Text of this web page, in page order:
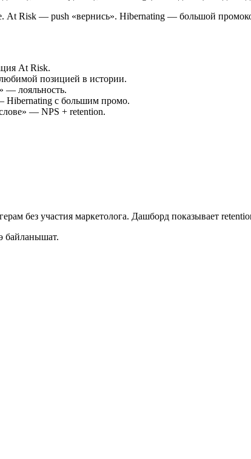
Risk — push «вернись». Hibernating — большой
At Risk.
позицией в истории.
— лояльность.
Hibernating с большим промо.
— NPS + retention.
без участия маркетолога. Дашборд показывает
байланышат.